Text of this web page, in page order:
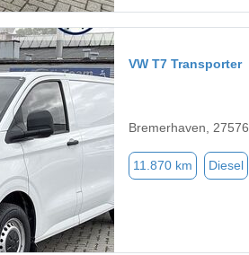
VW T7 Transporter
Bremerhaven, 27576
11.870 km Diesel